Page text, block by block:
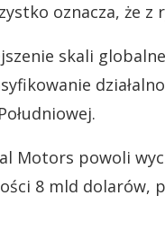
oznacza, że
skali
Motors powoli
8 mld dolarów,